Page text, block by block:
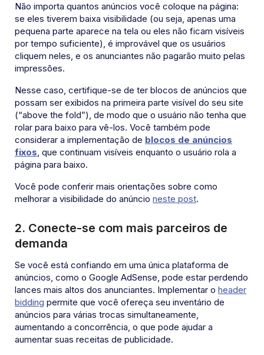
Não importa quantos anúncios você coloque na página:
se eles tiverem baixa visibilidade (ou seja, apenas uma
pequena parte aparece na tela ou eles não ficam visíveis
por tempo suficiente), é improvável que os usuários
cliquem neles, e os anunciantes não pagarão muito pelas
impressões.
Nesse caso, certifique-se de ter blocos de anúncios que
possam ser exibidos na primeira parte visível do seu site
(“above the fold”), de modo que o usuário não tenha que
rolar para baixo para vê-los. Você também pode
considerar a implementação de blocos de anúncios
fixos, que continuam visíveis enquanto o usuário rola a
página para baixo.
Você pode conferir mais orientações sobre como
melhorar a visibilidade do anúncio neste post.
2. Conecte-se com mais parceiros de
demanda
Se você está confiando em uma única plataforma de
anúncios, como o Google AdSense, pode estar perdendo
lances mais altos dos anunciantes. Implementar o header
bidding permite que você ofereça seu inventário de
anúncios para várias trocas simultaneamente,
aumentando a concorrência, o que pode ajudar a
aumentar suas receitas de publicidade.